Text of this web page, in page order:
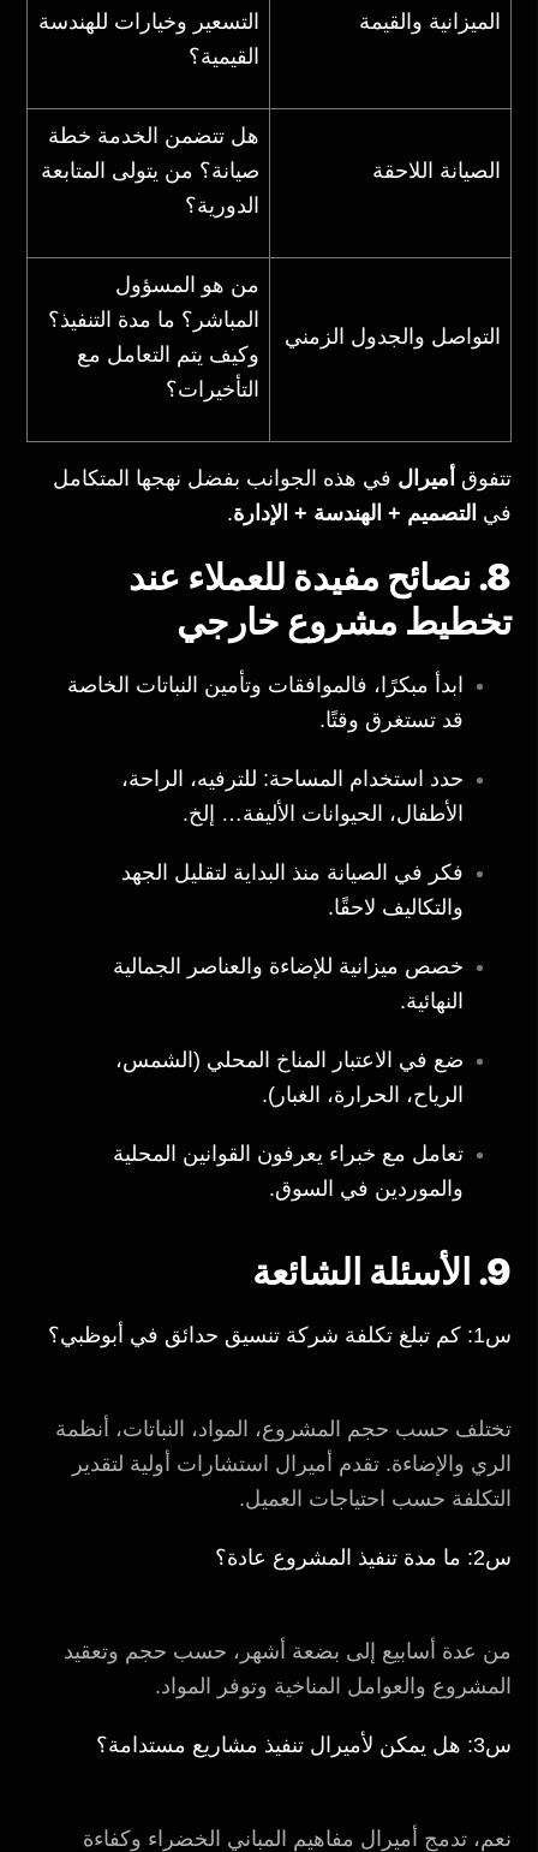
الميزانية والقيمة
التسعير وخيارات للهندسة
القيمية؟
الصيانة اللاحقة
هل تتضمن الخدمة خطة
صيانة؟ من يتولى المتابعة
الدورية؟
التواصل والجدول الزمني
من هو المسؤول
المباشر؟ ما مدة التنفيذ؟
وكيف يتم التعامل مع
التأخيرات؟
تتفوق أميرال في هذه الجوانب بفضل نهجها المتكامل
في التصميم + الهندسة + الإدارة.
8. نصائح مفيدة للعملاء عند
تخطيط مشروع خارجي
ابدأ مبكرًا، فالموافقات وتأمين النباتات الخاصة
قد تستغرق وقتًا.
حدد استخدام المساحة: للترفيه، الراحة،
الأطفال، الحيوانات الأليفة… إلخ.
فكر في الصيانة منذ البداية لتقليل الجهد
والتكاليف لاحقًا.
خصص ميزانية للإضاءة والعناصر الجمالية
النهائية.
ضع في الاعتبار المناخ المحلي (الشمس،
الرياح، الحرارة، الغبار).
تعامل مع خبراء يعرفون القوانين المحلية
والموردين في السوق.
9. الأسئلة الشائعة
س1: كم تبلغ تكلفة شركة تنسيق حدائق في أبوظبي؟
تختلف حسب حجم المشروع، المواد، النباتات، أنظمة
الري والإضاءة. تقدم أميرال استشارات أولية لتقدير
التكلفة حسب احتياجات العميل.
س2: ما مدة تنفيذ المشروع عادة؟
من عدة أسابيع إلى بضعة أشهر، حسب حجم وتعقيد
المشروع والعوامل المناخية وتوفر المواد.
س3: هل يمكن لأميرال تنفيذ مشاريع مستدامة؟
نعم، تدمج أميرال مفاهيم المباني الخضراء وكفاءة